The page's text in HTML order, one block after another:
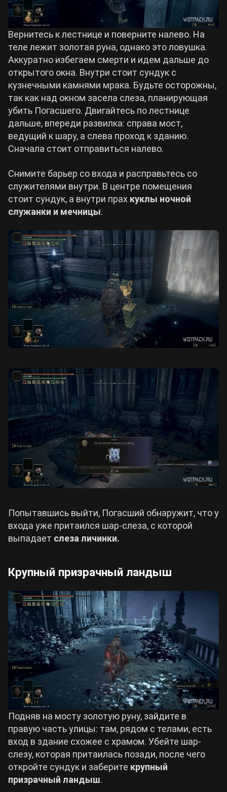
Вернитесь к лестнице и поверните налево. На
теле лежит золотая руна, однако это ловушка.
Аккуратно избегаем смерти и идем дальше до
открытого окна. Внутри стоит сундук с
кузнечными камнями мрака. Будьте осторожны,
так как над окном засела слеза, планирующая
убить Погасшего. Двигайтесь по лестнице
дальше, впереди развилка: справа мост,
ведущий к шару, а слева проход к зданию.
Сначала стоит отправиться налево.
Снимите барьер со входа и расправьтесь со
служителями внутри. В центре помещения
стоит сундук, а внутри прах куклы ночной
служанки и мечницы.
Попытавшись выйти, Погасший обнаружит, что у
входа уже притаился шар-слеза, с которой
выпадает слеза личинки.
Крупный призрачный ландыш
Подняв на мосту золотую руну, зайдите в
правую часть улицы: там, рядом с телами, есть
вход в здание схожее с храмом. Убейте шар-
слезу, которая притаилась позади, после чего
откройте сундук и заберите крупный
призрачный ландыш.